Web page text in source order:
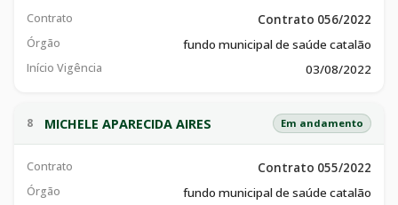
Contrato Contrato 056/2022
Órgão fundo municipal de saúde catalão
Início Vigência 03/08/2022
8 MICHELE APARECIDA AIRES Em andamento
Contrato Contrato 055/2022
Órgão fundo municipal de saúde catalão